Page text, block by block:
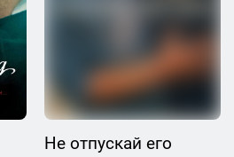
Не отпускай его